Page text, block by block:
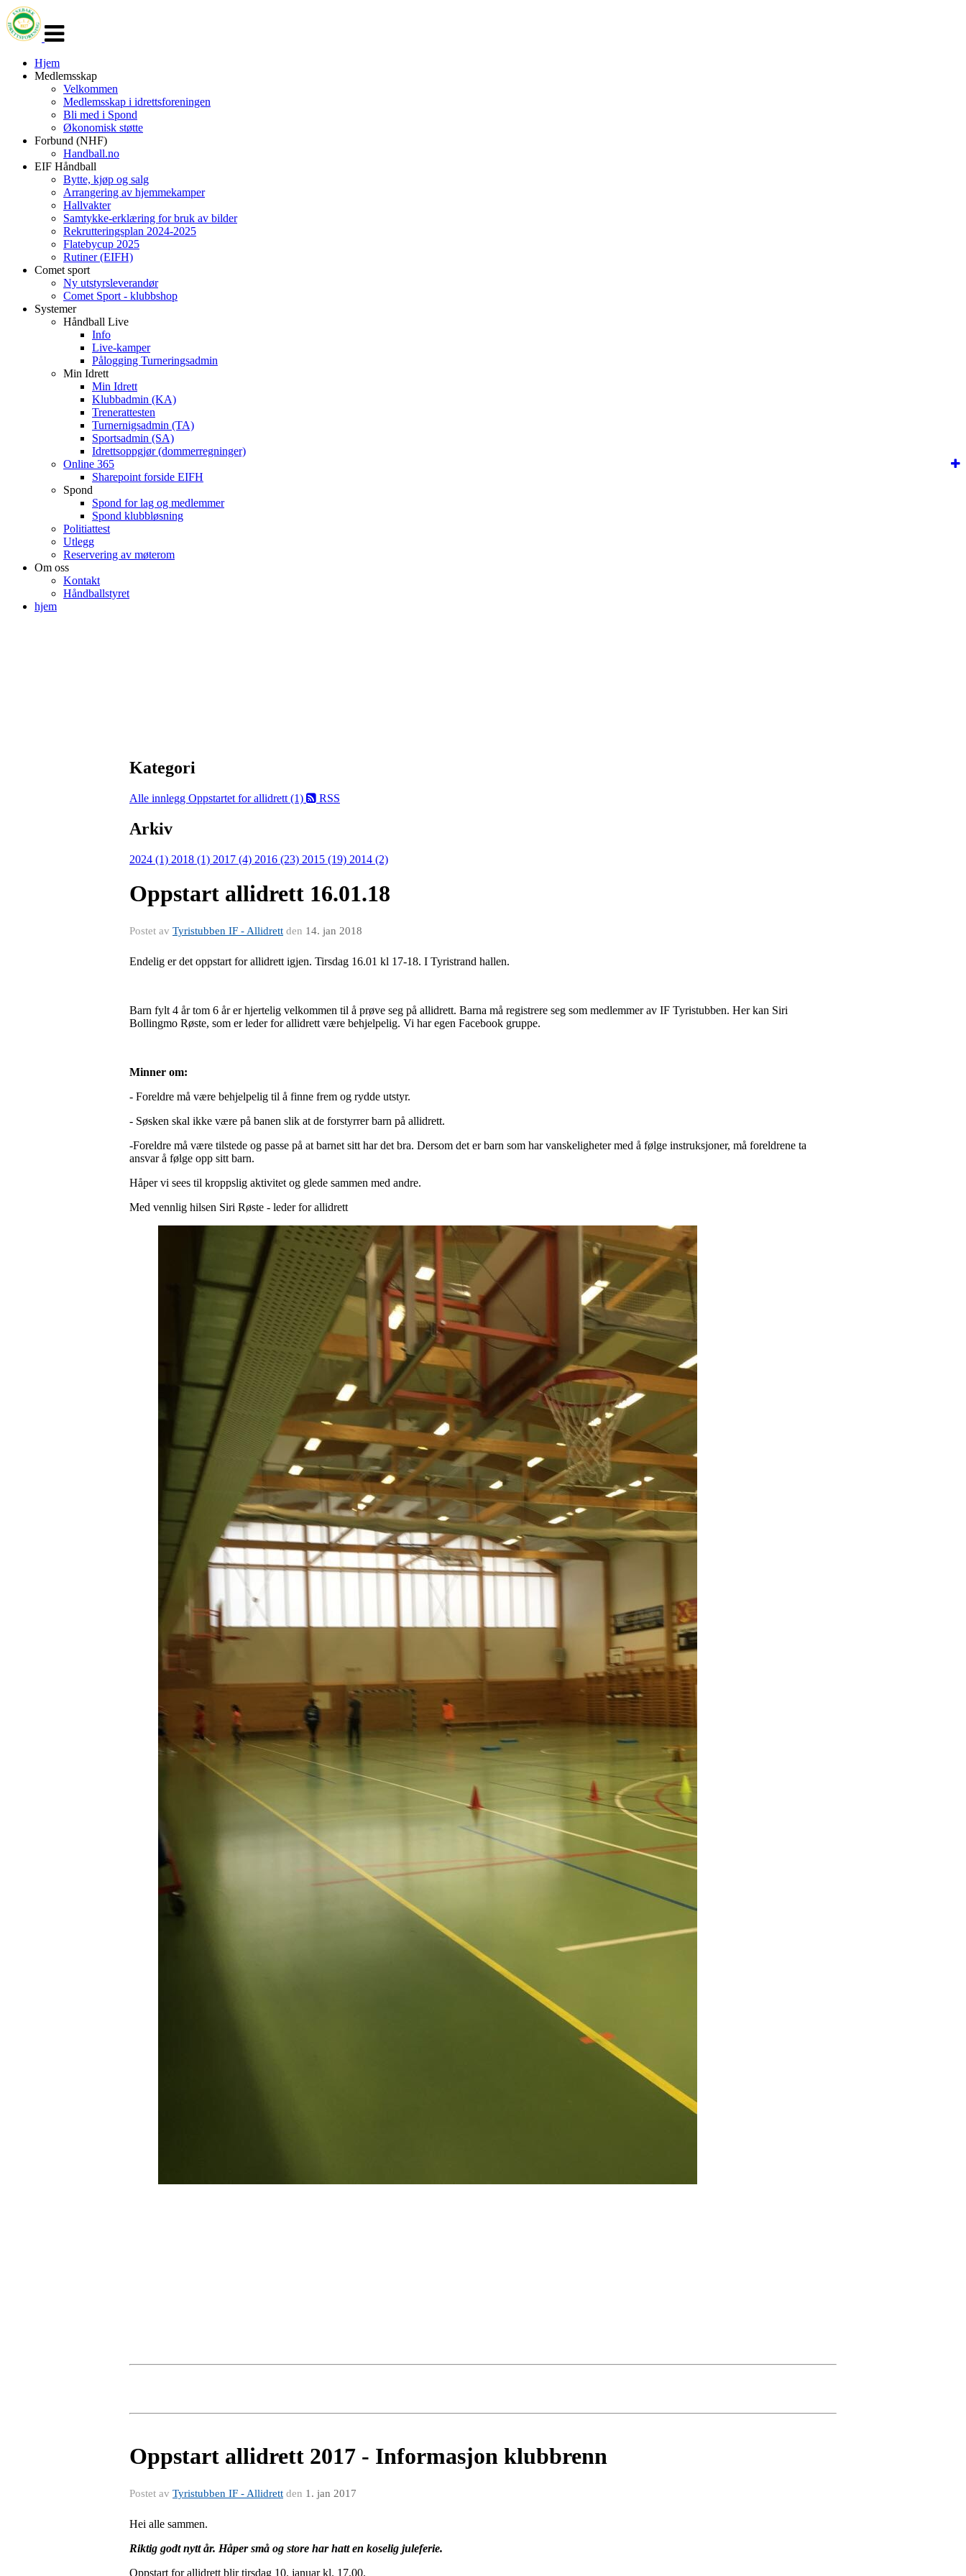
navigasjon
Hjem
Medlemsskap
Velkommen
Medlemsskap i idrettsforeningen
Bli med i Spond
Økonomisk støtte
Forbund (NHF)
Handball.no
EIF Håndball
Bytte, kjøp og salg
Arrangering av hjemmekamper
Hallvakter
Samtykke-erklæring for bruk av bilder
Rekrutteringsplan 2024-2025
Flatebycup 2025
Rutiner (EIFH)
Comet sport
Ny utstyrsleverandør
Comet Sport - klubbshop
Systemer
Håndball Live
Info
Live-kamper
Pålogging Turneringsadmin
Min Idrett
Min Idrett
Klubbadmin (KA)
Trenerattesten
Turnernigsadmin (TA)
Sportsadmin (SA)
Idrettsoppgjør (dommerregninger)
Online 365
Sharepoint forside EIFH
Spond
Spond for lag og medlemmer
Spond klubbløsning
Politiattest
Utlegg
Reservering av møterom
Om oss
Kontakt
Håndballstyret
hjem
Kategori
Alle innlegg Oppstartet for allidrett (1) RSS
Arkiv
2024 (1) 2018 (1) 2017 (4) 2016 (23) 2015 (19) 2014 (2)
Oppstart allidrett 16.01.18
Postet av Tyristubben IF - Allidrett den 14. jan 2018
Endelig er det oppstart for allidrett igjen. Tirsdag 16.01 kl 17-18. I Tyristrand hallen.
Barn fylt 4 år tom 6 år er hjertelig velkommen til å prøve seg på allidrett. Barna må registrere seg som medlemmer av IF Tyristubben. Her kan Siri
Bollingmo Røste, som er leder for allidrett være behjelpelig. Vi har egen Facebook gruppe.
Minner om:
- Foreldre må være behjelpelig til å finne frem og rydde utstyr.
- Søsken skal ikke være på banen slik at de forstyrrer barn på allidrett.
-Foreldre må være tilstede og passe på at barnet sitt har det bra. Dersom det er barn som har vanskeligheter med å følge instruksjoner, må foreldrene ta
ansvar å følge opp sitt barn.
Håper vi sees til kroppslig aktivitet og glede sammen med andre.
Med vennlig hilsen Siri Røste - leder for allidrett
Oppstart allidrett 2017 - Informasjon klubbrenn
Postet av Tyristubben IF - Allidrett den 1. jan 2017
Hei alle sammen.
Riktig godt nytt år. Håper små og store har hatt en koselig juleferie.
Oppstart for allidrett blir tirsdag 10. januar kl. 17.00.